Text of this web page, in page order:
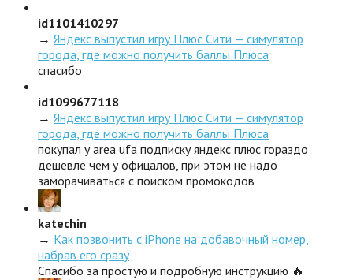
id1101410297
→ Яндекс выпустил игру Плюс Сити — симулятор
города, где можно получить баллы Плюса
спасибо
id1099677118
→ Яндекс выпустил игру Плюс Сити — симулятор
города, где можно получить баллы Плюса
покупал у area ufa подписку яндекс плюс гораздо
дешевле чем у офицалов, при этом не надо
заморачиваться с поиском промокодов
katechin
→ Как позвонить с iPhone на добавочный номер,
набрав его сразу
Спасибо за простую и подробную инструкцию 🔥